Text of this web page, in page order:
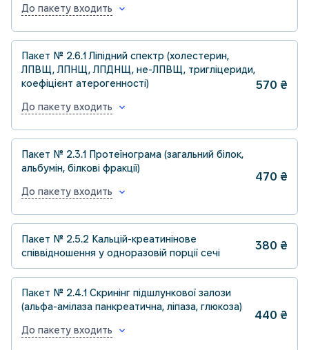
До пакету входить
Пакет № 2.6.1 Ліпідний спектр (холестерин,
ЛПВЩ, ЛПНЩ, ЛПДНЩ, не-ЛПВЩ, тригліцериди,
коефіцієнт атерогенності)
До пакету входить
570 ₴
Пакет № 2.3.1 Протеїнограма (загальний білок,
альбумін, білкові фракції)
До пакету входить
470 ₴
Пакет № 2.5.2 Кальцій-креатинінове
співвідношення у одноразовій порції сечі
380 ₴
Пакет № 2.4.1 Скринінг підшлункової залози
(альфа-амілаза панкреатична, ліпаза, глюкоза)
До пакету входить
440 ₴